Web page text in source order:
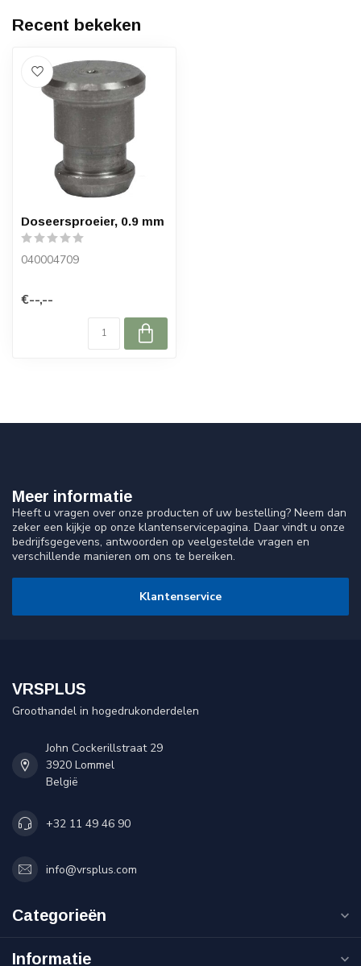
Recent bekeken
Doseersproeier, 0.9 mm
040004709
€--,--
Meer informatie
Heeft u vragen over onze producten of uw bestelling? Neem dan
zeker een kijkje op onze klantenservicepagina. Daar vindt u onze
bedrijfsgegevens, antwoorden op veelgestelde vragen en
verschillende manieren om ons te bereiken.
Klantenservice
VRSPLUS
Groothandel in hogedrukonderdelen
John Cockerillstraat 29
3920 Lommel
België
+32 11 49 46 90
info@vrsplus.com
Categorieën
Informatie